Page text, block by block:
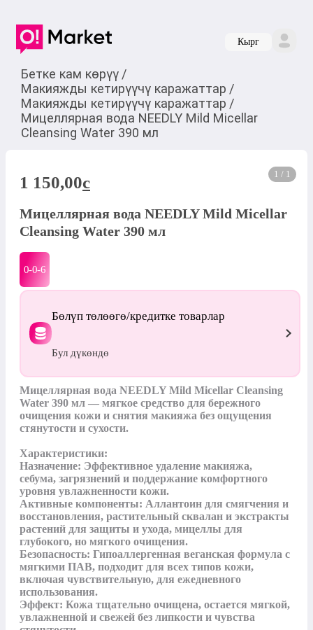
Кырг
Бетке кам көрүү /
Макияжды кетирүүчү каражаттар /
Макияжды кетирүүчү каражаттар /
Мицеллярная вода NEEDLY Mild Micellar
Cleansing Water 390 мл
1 / 1
1 150,00c
Мицеллярная вода NEEDLY Mild Micellar
Cleansing Water 390 мл
0-0-6
Бөлүп төлөөгө/кредитке товарлар
Бул дүкөндө
Мицеллярная вода NEEDLY Mild Micellar Cleansing
Water 390 мл — мягкое средство для бережного
очищения кожи и снятия макияжа без ощущения
стянутости и сухости.
Характеристики:
Назначение: Эффективное удаление макияжа,
себума, загрязнений и поддержание комфортного
уровня увлажненности кожи.
Активные компоненты: Аллантоин для смягчения и
восстановления, растительный сквалан и экстракты
растений для защиты и ухода, мицеллы для
глубокого, но мягкого очищения.
Безопасность: Гипоаллергенная веганская формула с
мягкими ПАВ, подходит для всех типов кожи,
включая чувствительную, для ежедневного
использования.
Эффект: Кожа тщательно очищена, остается мягкой,
увлажненной и свежей без липкости и чувства